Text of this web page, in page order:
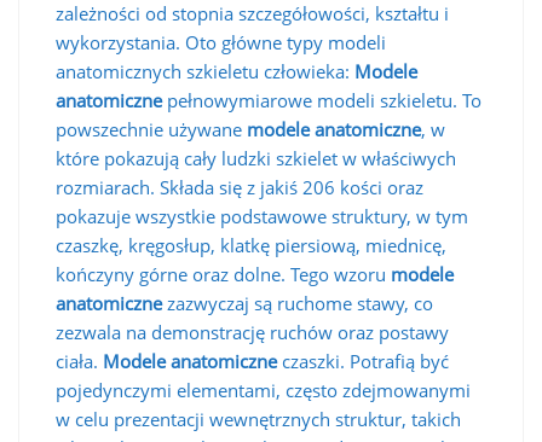
zależności od stopnia szczegółowości, kształtu i
wykorzystania. Oto główne typy modeli
anatomicznych szkieletu człowieka: Modele
anatomicznepełnowymiarowe modeli szkieletu. To
powszechnie używane modele anatomiczne, w
które pokazują cały ludzki szkielet w właściwych
rozmiarach. Składa się z jakiś 206 kości oraz
pokazuje wszystkie podstawowe struktury, w tym
czaszkę, kręgosłup, klatkę piersiową, miednicę,
kończyny górne oraz dolne. Tego wzoru modele
anatomicznezazwyczaj są ruchome stawy, co
zezwala na demonstrację ruchów oraz postawy
ciała. Modele anatomiczneczaszki. Potrafią być
pojedynczymi elementami, często zdejmowanymi
w celu prezentacji wewnętrznych struktur, takich